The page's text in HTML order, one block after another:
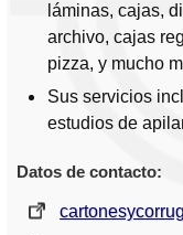
láminas, cajas,
archivo, cajas
pizza, y mucho
Sus servicios
estudios de
Datos de contacto: